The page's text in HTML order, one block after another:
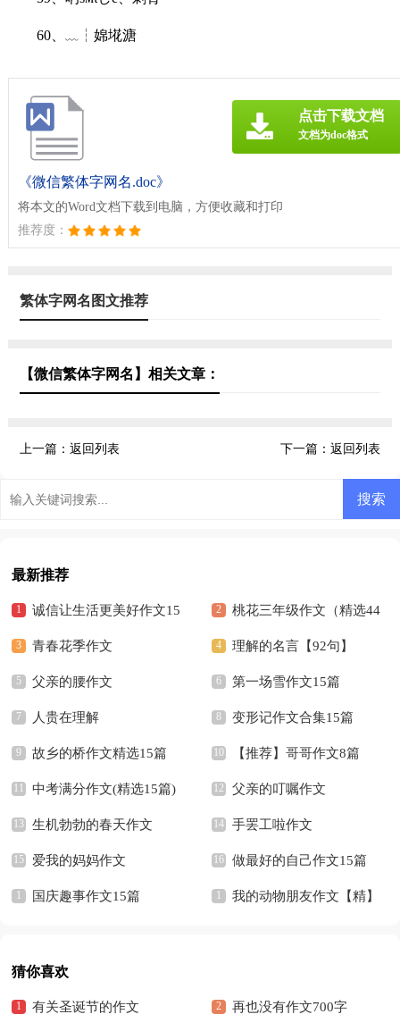
60、﹏┆婂埖溏
《微信繁体字网名.doc》
将本文的Word文档下载到电脑，方便收藏和打印
推荐度：
点击下载文档
文档为doc格式
繁体字网名图文推荐
【微信繁体字网名】相关文章：
上一篇： 返回列表 下一篇：返回列表
最新推荐
诚信让生活更美好作文15
篇
桃花三年级作文（精选44
篇）
青春花季作文 理解的名言【92句】
父亲的腰作文 第一场雪作文15篇
人贵在理解 变形记作文合集15篇
故乡的桥作文精选15篇 【推荐】哥哥作文8篇
中考满分作文(精选15篇) 父亲的叮嘱作文
生机勃勃的春天作文 手罢工啦作文
爱我的妈妈作文 做最好的自己作文15篇
国庆趣事作文15篇 我的动物朋友作文【精】
猜你喜欢
有关圣诞节的作文 再也没有作文700字